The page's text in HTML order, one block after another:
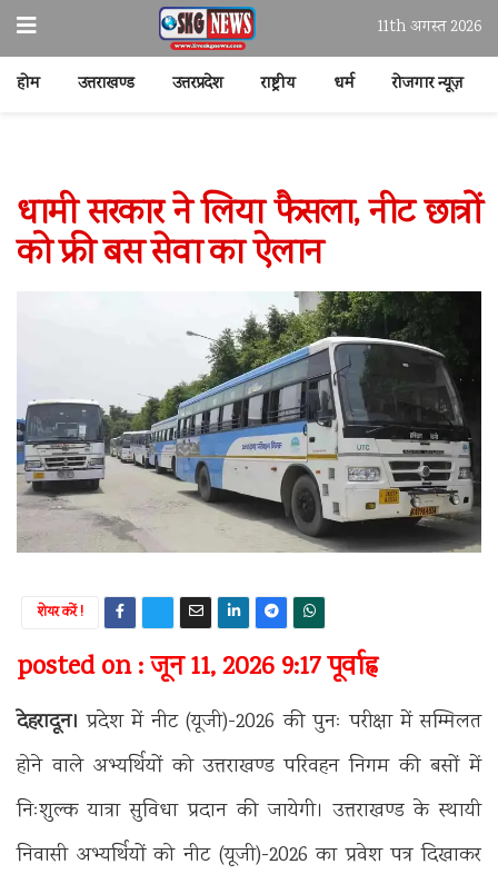
11th अगस्त 2026
होम उत्तराखण्ड उत्तरप्रदेश राष्ट्रीय धर्म रोजगार न्यूज़
धामी सरकार ने लिया फैसला, नीट छात्रों
को फ्री बस सेवा का ऐलान
शेयर करें !
posted on : जून 11, 2026 9:17 पूर्वाह्न
देहरादून।प्रदेश में नीट (यूजी)-2026 की पुनः परीक्षा में सम्मिलत
होने वाले अभ्यर्थियों को उत्तराखण्ड परिवहन निगम की बसों में
निःशुल्क यात्रा सुविधा प्रदान की जायेगी। उत्तराखण्ड के स्थायी
निवासी अभ्यर्थियों को नीट (यूजी)-2026 का प्रवेश पत्र दिखाकर